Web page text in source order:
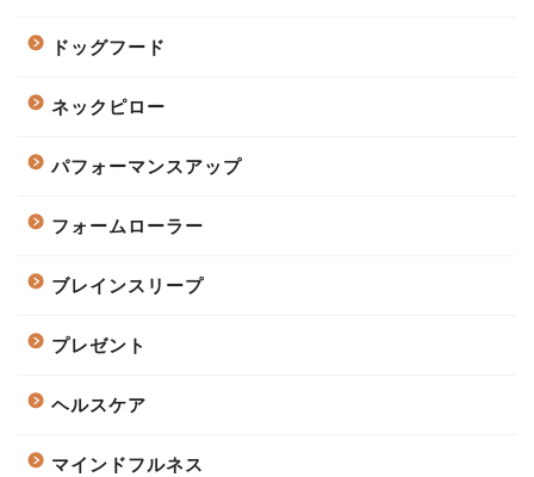
ドッグフード
ネックピロー
パフォーマンスアップ
フォームローラー
ブレインスリープ
プレゼント
ヘルスケア
マインドフルネス